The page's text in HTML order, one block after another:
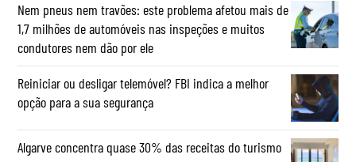
Nem pneus nem travões: este problema afetou mais de
1,7 milhões de automóveis nas inspeções e muitos
condutores nem dão por ele
Reiniciar ou desligar telemóvel? FBI indica a melhor
opção para a sua segurança
Algarve concentra quase 30% das receitas do turismo